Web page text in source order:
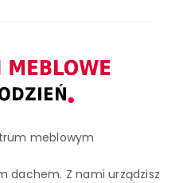
meblowym
dachem. Z nami urządzisz